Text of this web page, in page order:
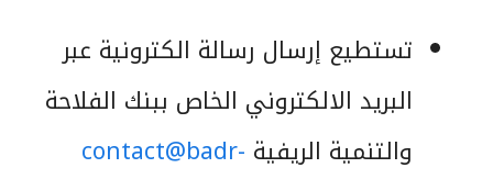
تستطيع إرسال رسالة الكترونية عبر
البريد الالكتروني الخاص ببنك الفلاحة
والتنمية الريفية contact@badr-